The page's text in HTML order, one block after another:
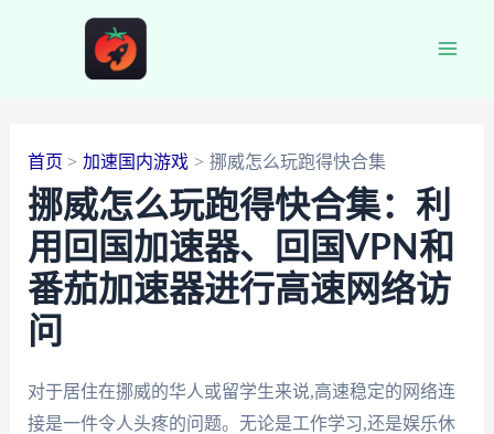
首页 加速国内游戏 挪威怎么玩跑得快合集
挪威怎么玩跑得快合集：利
用回国加速器、回国VPN和
番茄加速器进行高速网络访
问
对于居住在挪威的华人或留学生来说,高速稳定的网络连
接是一件令人头疼的问题。无论是工作学习,还是娱乐休